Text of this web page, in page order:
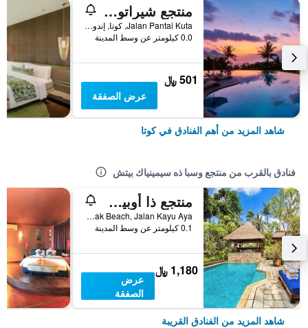
منتجع شيراتون بالي كوتا
Jalan Pantai Kuta, كوتا, إندونيسيا
0.0 كيلومتر عن وسط المدينة
501 ﷼
عرض الصفقة
شاهد المزيد من أهم الفنادق في كوتا
فنادق بالقرب من منتجع وسبا ذه سيمينياك بيتش
منتجع ذا أوبيروي بيتش، بالي
Seminyak Beach, Jalan Kayu Aya, كوتا, إندونيسيا
0.1 كيلومتر عن وسط المدينة
1,180 ﷼
عرض
الصفقة
شاهد المزيد من الفنادق القريبة